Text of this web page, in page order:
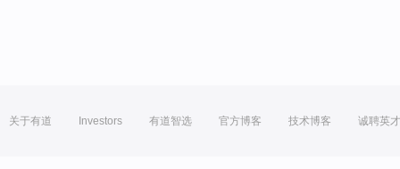
关于有道 Investors 有道智选 官方博客 技术博客 诚聘英才